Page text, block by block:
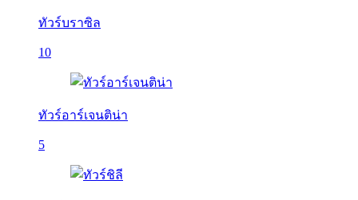
ทัวร์บราซิล
10
ทัวร์อาร์เจนติน่า
5